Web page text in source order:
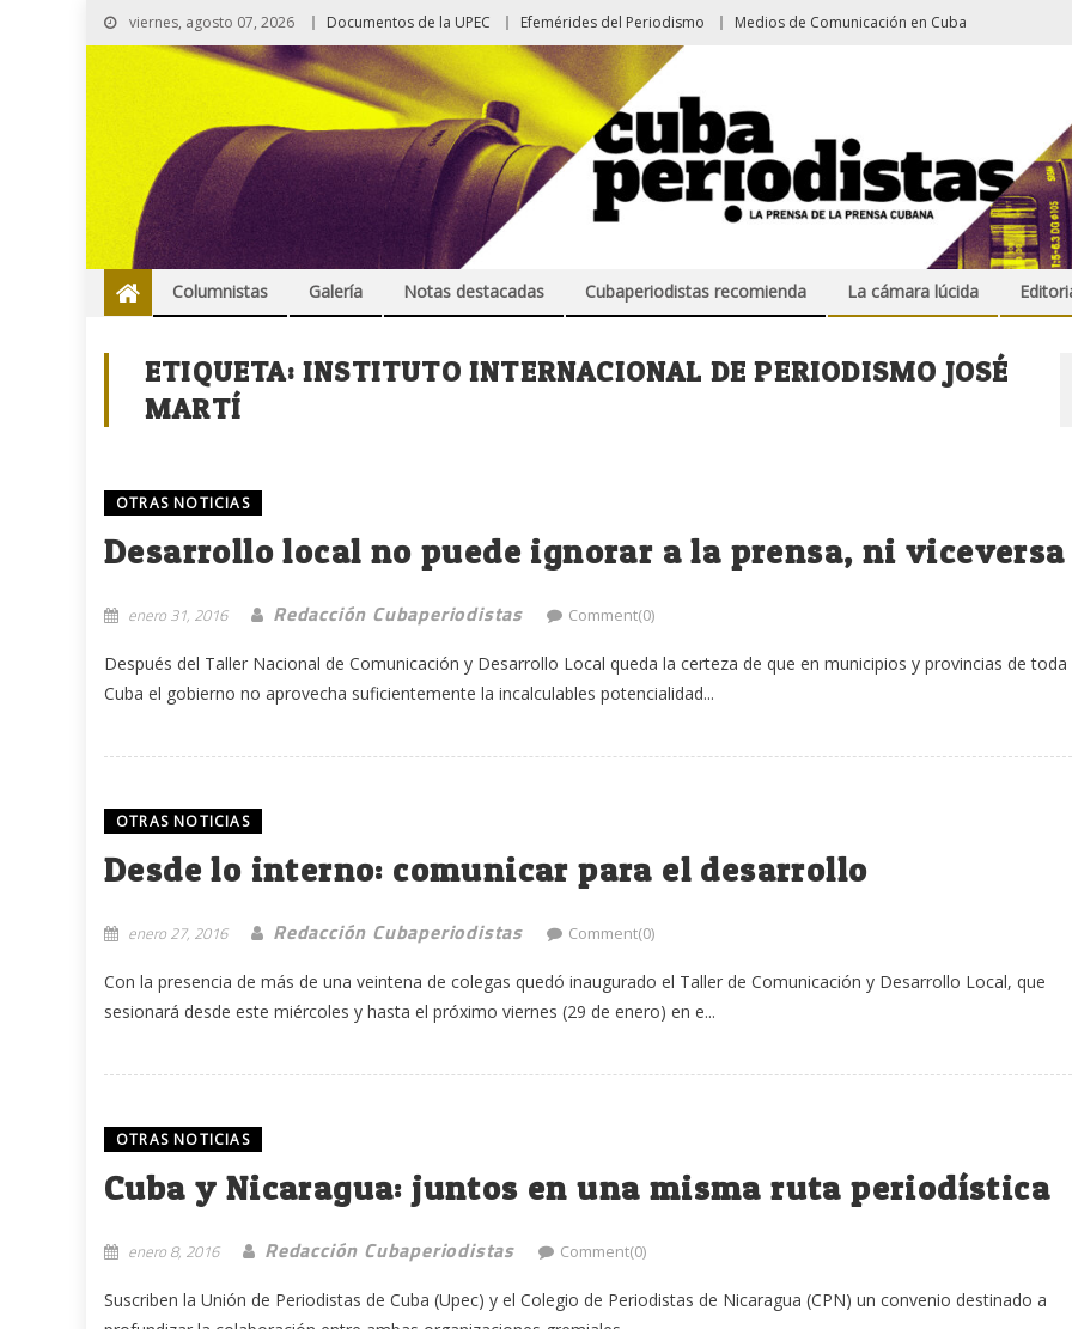
viernes, agosto 07, 2026 Documentos de la UPEC Efemérides del Periodismo Medios de Comunicación en Cuba
Columnistas Galería Notas destacadas Cubaperiodistas recomienda La cámara lúcida
ETIQUETA: INSTITUTO INTERNACIONAL DE PERIODISMO JOSÉ
MARTÍ
OTRAS NOTICIAS
Desarrollo local no puede ignorar a la prensa, ni viceversa
enero 31, 2016 Redacción Cubaperiodistas Comment(0)
Después del Taller Nacional de Comunicación y Desarrollo Local queda la certeza de que en municipios y provincias de toda
Cuba el gobierno no aprovecha suficientemente la incalculables potencialidad...
OTRAS NOTICIAS
Desde lo interno: comunicar para el desarrollo
enero 27, 2016 Redacción Cubaperiodistas Comment(0)
Con la presencia de más de una veintena de colegas quedó inaugurado el Taller de Comunicación y Desarrollo Local, que
sesionará desde este miércoles y hasta el próximo viernes (29 de enero) en e...
OTRAS NOTICIAS
Cuba y Nicaragua: juntos en una misma ruta periodística
enero 8, 2016 Redacción Cubaperiodistas Comment(0)
Suscriben la Unión de Periodistas de Cuba (Upec) y el Colegio de Periodistas de Nicaragua (CPN) un convenio destinado a